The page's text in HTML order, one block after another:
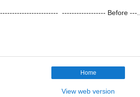
------------------ Before ---...
Home
View web version